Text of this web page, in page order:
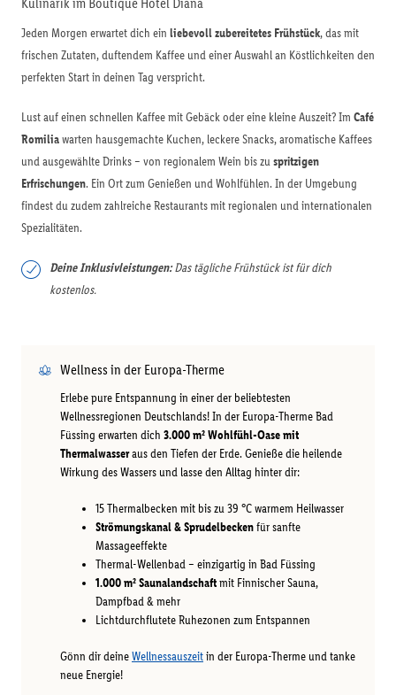
Jeden Morgen erwartet dich ein liebevoll zubereitetes Frühstück, das mit
frischen Zutaten, duftendem Kaffee und einer Auswahl an Köstlichkeiten den
perfekten Start in deinen Tag verspricht.
Lust auf einen schnellen Kaffee mit Gebäck oder eine kleine Auszeit? Im Café
Romiliawarten hausgemachte Kuchen, leckere Snacks, aromatische Kaffees
und ausgewählte Drinks – von regionalem Wein bis zuspritzigen
Erfrischungen. Ein Ort zum Genießen und Wohlfühlen. In der Umgebung
findest du zudem zahlreiche Restaurants mit regionalen und internationalen
Spezialitäten.
Deine Inklusivleistungen:Das tägliche Frühstück ist für dich
kostenlos.
Wellness in der Europa-Therme
Erlebe pure Entspannung in einer der beliebtesten
Wellnessregionen Deutschlands! In der Europa-Therme Bad
Füssing erwarten dich 3.000 m² Wohlfühl-Oase mit
Thermalwasseraus den Tiefen der Erde. Genieße die heilende
Wirkung des Wassers und lasse den Alltag hinter dir:
15 Thermalbecken mit bis zu 39 °C warmem Heilwasser
Strömungskanal & Sprudelbeckenfür sanfte
Massageeffekte
Thermal-Wellenbad – einzigartig in Bad Füssing
1.000 m² Saunalandschaftmit Finnischer Sauna,
Dampfbad & mehr
Lichtdurchflutete Ruhezonen zum Entspannen
Gönn dir deineWellnessauszeitin der Europa-Therme und tanke
neue Energie!